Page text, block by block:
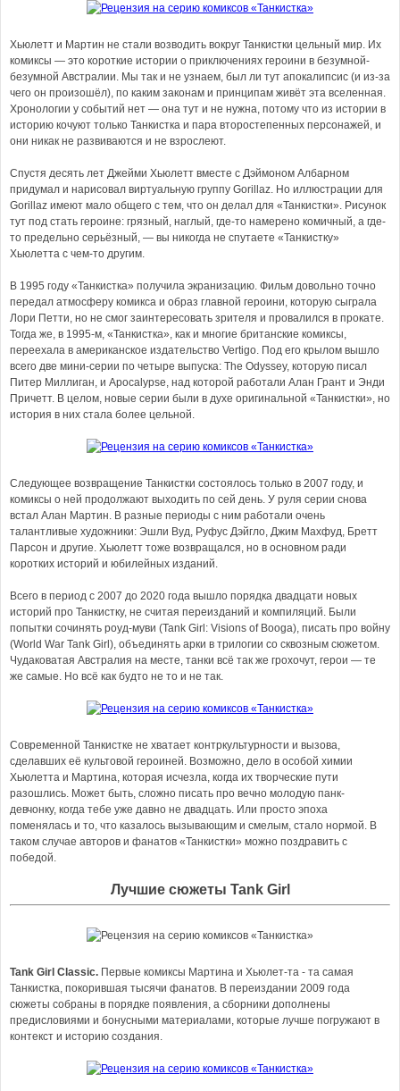
Хьюлетт и Мартин не стали возводить вокруг Танкистки цельный мир. Их
комиксы — это короткие истории о приключениях героини в безумной-
безумной Австралии. Мы так и не узнаем, был ли тут апокалипсис (и из-за
чего он произошёл), по каким законам и принципам живёт эта вселенная.
Хронологии у событий нет — она тут и не нужна, потому что из истории в
историю кочуют только Танкистка и пара второстепенных персонажей, и
они никак не развиваются и не взрослеют.
Спустя десять лет Джейми Хьюлетт вместе с Дэймоном Албарном
придумал и нарисовал виртуальную группу Gorillaz. Но иллюстрации для
Gorillaz имеют мало общего с тем, что он делал для «Танкистки». Рисунок
тут под стать героине: грязный, наглый, где-то намерено комичный, а где-
то предельно серьёзный, — вы никогда не спутаете «Танкистку»
Хьюлетта с чем-то другим.
В 1995 году «Танкистка» получила экранизацию. Фильм довольно точно
передал атмосферу комикса и образ главной героини, которую сыграла
Лори Петти, но не смог заинтересовать зрителя и провалился в прокате.
Тогда же, в 1995-м, «Танкистка», как и многие британские комиксы,
переехала в американское издательство Vertigo. Под его крылом вышло
всего две мини-серии по четыре выпуска: The Odyssey, которую писал
Питер Миллиган, и Apocalypse, над которой работали Алан Грант и Энди
Причетт. В целом, новые серии были в духе оригинальной «Танкистки», но
история в них стала более цельной.
Следующее возвращение Танкистки состоялось только в 2007 году, и
комиксы о ней продолжают выходить по сей день. У руля серии снова
встал Алан Мартин. В разные периоды с ним работали очень
талантливые художники: Эшли Вуд, Руфус Дэйгло, Джим Махфуд, Бретт
Парсон и другие. Хьюлетт тоже возвращался, но в основном ради
коротких историй и юбилейных изданий.
Всего в период с 2007 до 2020 года вышло порядка двадцати новых
историй про Танкистку, не считая переизданий и компиляций. Были
попытки сочинять роуд-муви (Tank Girl: Visions of Booga), писать про войну
(World War Tank Girl), объединять арки в трилогии со сквозным сюжетом.
Чудаковатая Австралия на месте, танки всё так же грохочут, герои — те
же самые. Но всё как будто не то и не так.
Современной Танкистке не хватает контркультурности и вызова,
сделавших её культовой героиней. Возможно, дело в особой химии
Хьюлетта и Мартина, которая исчезла, когда их творческие пути
разошлись. Может быть, сложно писать про вечно молодую панк-
девчонку, когда тебе уже давно не двадцать. Или просто эпоха
поменялась и то, что казалось вызывающим и смелым, стало нормой. В
таком случае авторов и фанатов «Танкистки» можно поздравить с
победой.
Лучшие сюжеты Tank Girl
Tank Girl Classic. Первые комиксы Мартина и Хьюлет-та - та самая
Танкистка, покорившая тысячи фанатов. В переиздании 2009 года
сюжеты собраны в порядке появления, а сборники дополнены
предисловиями и бонусными материалами, которые лучше погружают в
контекст и историю создания.